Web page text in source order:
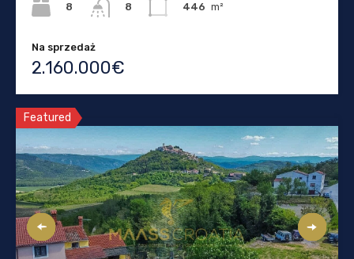
8 8 446 m²
Na sprzedaż
2.160.000€
Featured